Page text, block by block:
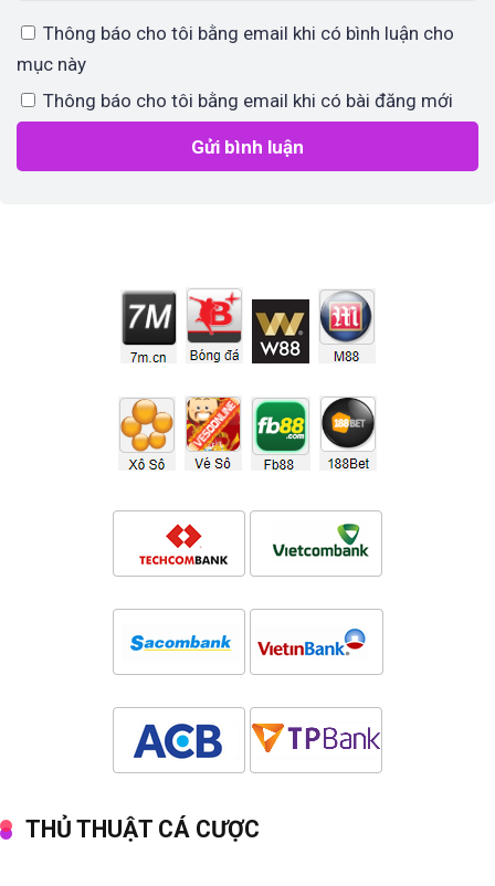
Thông báo cho tôi bằng email khi có bình luận cho
mục này
Thông báo cho tôi bằng email khi có bài đăng mới
THỦ THUẬT CÁ CƯỢC